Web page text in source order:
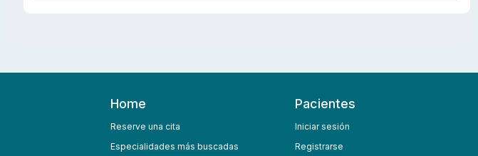
Home
Reserve una cita
Especialidades más buscadas
Pacientes
Iniciar sesión
Registrarse